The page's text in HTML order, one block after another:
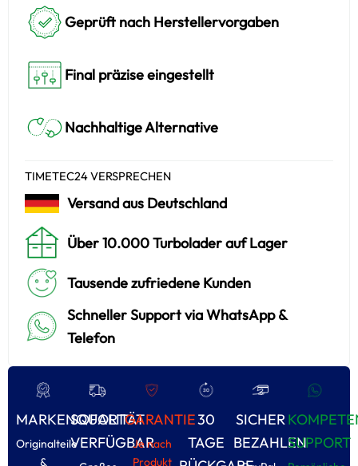
Geprüft nach Herstellervorgaben
Final präzise eingestellt
Nachhaltige Alternative
TIMETEC24 VERSPRECHEN
Versand aus Deutschland
Über 10.000 Turbolader auf Lager
Tausende zufriedene Kunden
Schneller Support via WhatsApp &
Telefon
MARKENQUALITÄT
Originalteile
&
SOFORT
VERFÜGBAR
GARANTIE
Je nach
Produkt
30
TAGE
SICHER
BEZAHLENSUPPORT